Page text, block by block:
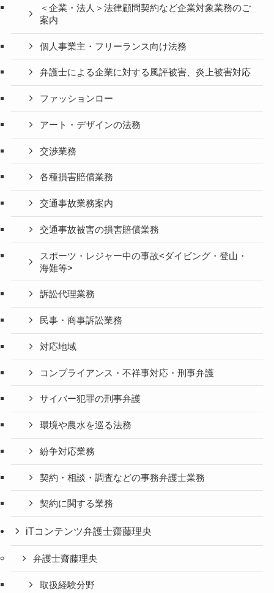
＜企業・法人＞法律顧問契約など企業対象業務のご
案内
個人事業主・フリーランス向け法務
弁護士による企業に対する風評被害、炎上被害対応
ファッションロー
アート・デザインの法務
交渉業務
各種損害賠償業務
交通事故業務案内
交通事故被害の損害賠償業務
スポーツ・レジャー中の事故<ダイビング・登山・
海難等>
訴訟代理業務
民事・商事訴訟業務
対応地域
コンプライアンス・不祥事対応・刑事弁護
サイバー犯罪の刑事弁護
環境や農水を巡る法務
紛争対応業務
契約・相談・調査などの事務弁護士業務
契約に関する業務
iTコンテンツ弁護士齋藤理央
弁護士齋藤理央
取扱経験分野